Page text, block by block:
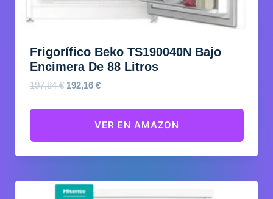
Frigorífico Beko TS190040N Bajo
Encimera De 88 Litros
197,84€ El
197,84 €.
192,16 €El
es:
192,16 €.
VER EN AMAZON